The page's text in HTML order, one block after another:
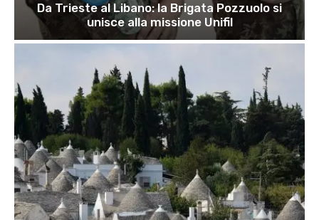
Da Trieste al Libano: la Brigata Pozzuolo si
unisce alla missione Unifil